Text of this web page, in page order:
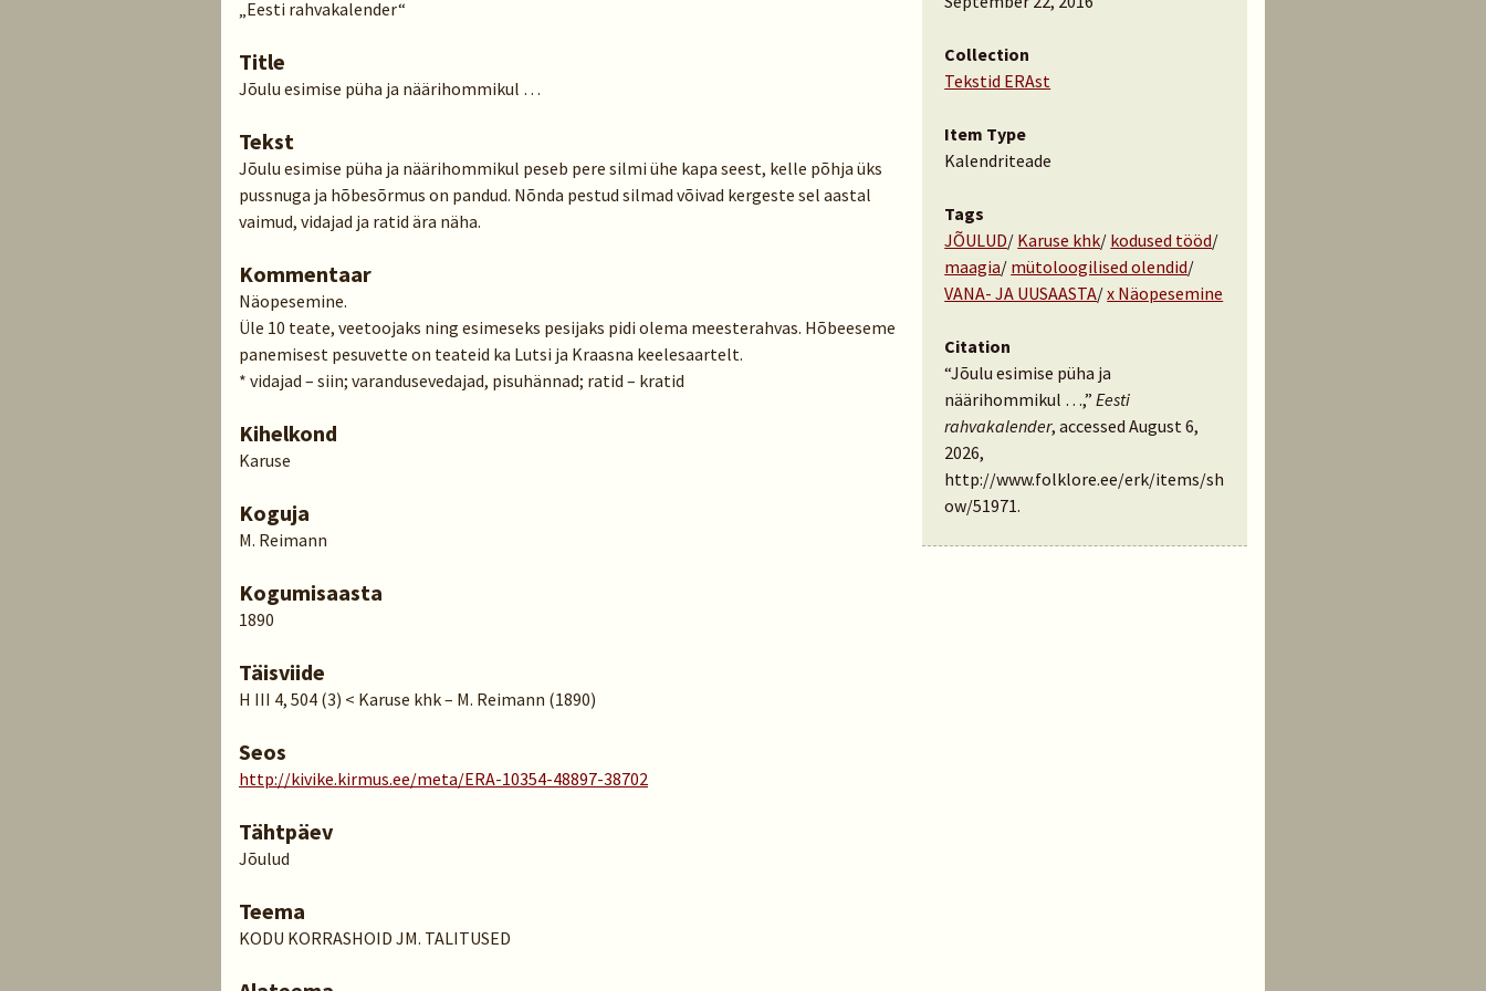
„Eesti rahvakalender“
Title
Jõulu esimise püha ja näärihommikul …
Tekst
Jõulu esimise püha ja näärihommikul peseb pere silmi ühe kapa seest, kelle põhja üks
pussnuga ja hõbesõrmus on pandud. Nõnda pestud silmad võivad kergeste sel aastal
vaimud, vidajad ja ratid ära näha.
Kommentaar
Näopesemine.
Üle 10 teate, veetoojaks ning esimeseks pesijaks pidi olema meesterahvas. Hõbeeseme
panemisest pesuvette on teateid ka Lutsi ja Kraasna keelesaartelt.
* vidajad – siin; varandusevedajad, pisuhännad; ratid – kratid
Kihelkond
Karuse
Koguja
M. Reimann
Kogumisaasta
1890
Täisviide
H III 4, 504 (3) < Karuse khk – M. Reimann (1890)
Seos
http://kivike.kirmus.ee/meta/ERA-10354-48897-38702
Tähtpäev
Jõulud
Teema
KODU KORRASHOID JM. TALITUSED
Collection
Tekstid ERAst
Item Type
Kalendriteade
Tags
JÕULUD/ Karuse khk/ kodused tööd/
maagia/ mütoloogilised olendid/
VANA- JA UUSAASTA/x Näopesemine
Citation
“Jõulu esimise püha ja
näärihommikul …,”Eesti
rahvakalender, accessed August 6,
2026,
http://www.folklore.ee/erk/items/sh
ow/51971.